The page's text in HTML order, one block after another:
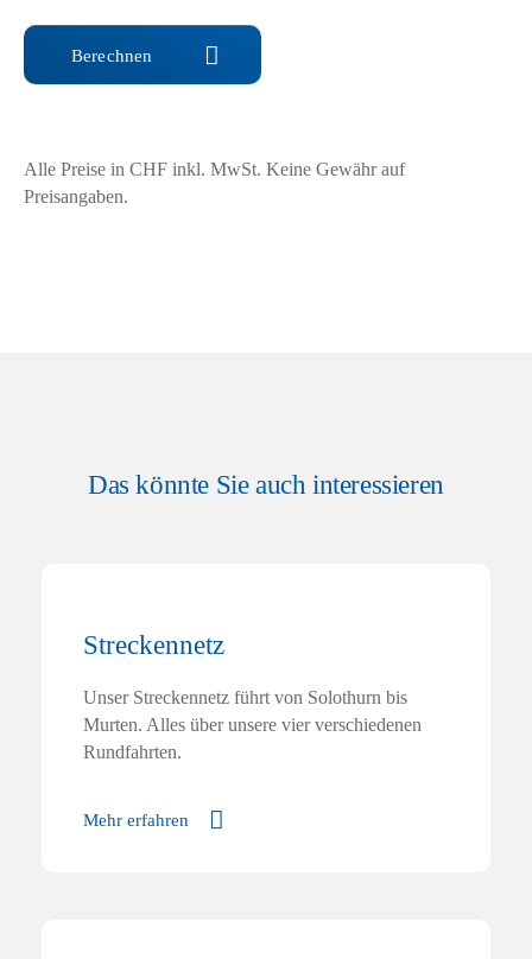
Berechnen
Alle Preise in CHF inkl. MwSt. Keine Gewähr auf
Preisangaben.
Das könnte Sie auch interessieren
Streckennetz
Unser Streckennetz führt von Solothurn bis
Murten. Alles über unsere vier verschiedenen
Rundfahrten.
Mehr erfahren